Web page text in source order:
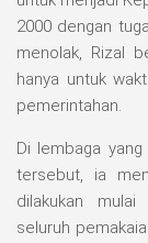
2000 dengan
menolak, Rizal
hanya untuk
pemerintahan.
Di lembaga
tersebut, ia
dilakukan
seluruh